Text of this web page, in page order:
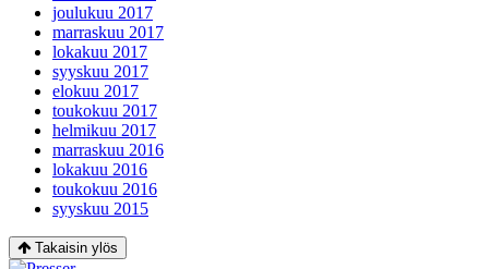
joulukuu 2017
marraskuu 2017
lokakuu 2017
syyskuu 2017
elokuu 2017
toukokuu 2017
helmikuu 2017
marraskuu 2016
lokakuu 2016
toukokuu 2016
syyskuu 2015
Takaisin ylös